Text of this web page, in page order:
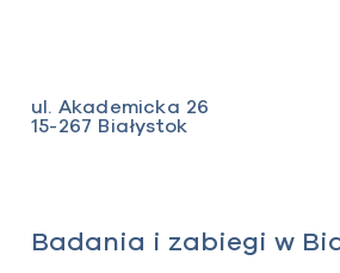
ul. Akademicka 26
15-267 Białystok
Badania i zabiegi w